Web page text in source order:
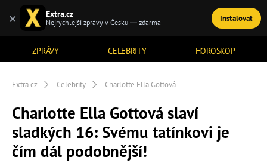
ZPRÁVY CELEBRITY HOROSKOP
TÉMATA
Extra.cz Celebrity Charlotte Ella Gottová
Charlotte Ella Gottová slaví
sladkých 16: Svému tatínkovi je
čím dál podobnější!
× Extra.cz
Nejrychlejší zprávy v Česku — zdarma Instalovat